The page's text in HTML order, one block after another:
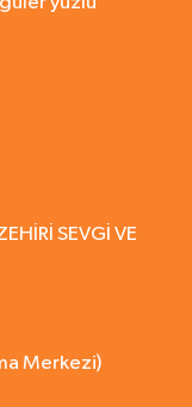
SEVGİ VE
RAM (Rehberlik Araştırma Merkezi)